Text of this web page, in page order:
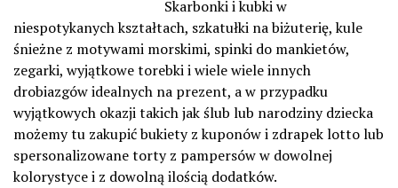
Skarbonki i kubki w
niespotykanych kształtach, szkatułki na biżuterię, kule
śnieżne z motywami morskimi, spinki do mankietów,
zegarki, wyjątkowe torebki i wiele wiele innych
drobiazgów idealnych na prezent, a w przypadku
wyjątkowych okazji takich jak ślub lub narodziny dziecka
możemy tu zakupić bukiety z kuponów i zdrapek lotto lub
spersonalizowane torty z pampersów w dowolnej
kolorystyce i z dowolną ilością dodatków.